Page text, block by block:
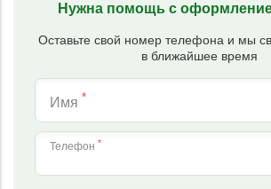
Нужна помощь с
Оставьте свой номер телефона и мы
в ближайшее время
Имя *
Телефон *